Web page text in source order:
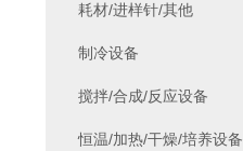
耗材/进样针/其他
制冷设备
搅拌/合成/反应设备
恒温/加热/干燥/培养设备